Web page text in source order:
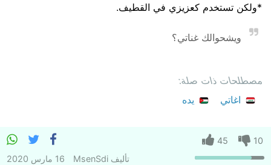
*ولكن تستخدم كعزيزي في القطيف.
ويشحوالك غناتي؟
مصطلحات ذات صلة:
اغاتي
يده
10
45
تأليفMsenSdi 16 مارس 2020